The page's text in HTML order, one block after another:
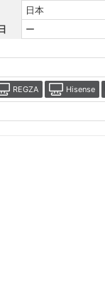
日本
ー
REGZA Hisense